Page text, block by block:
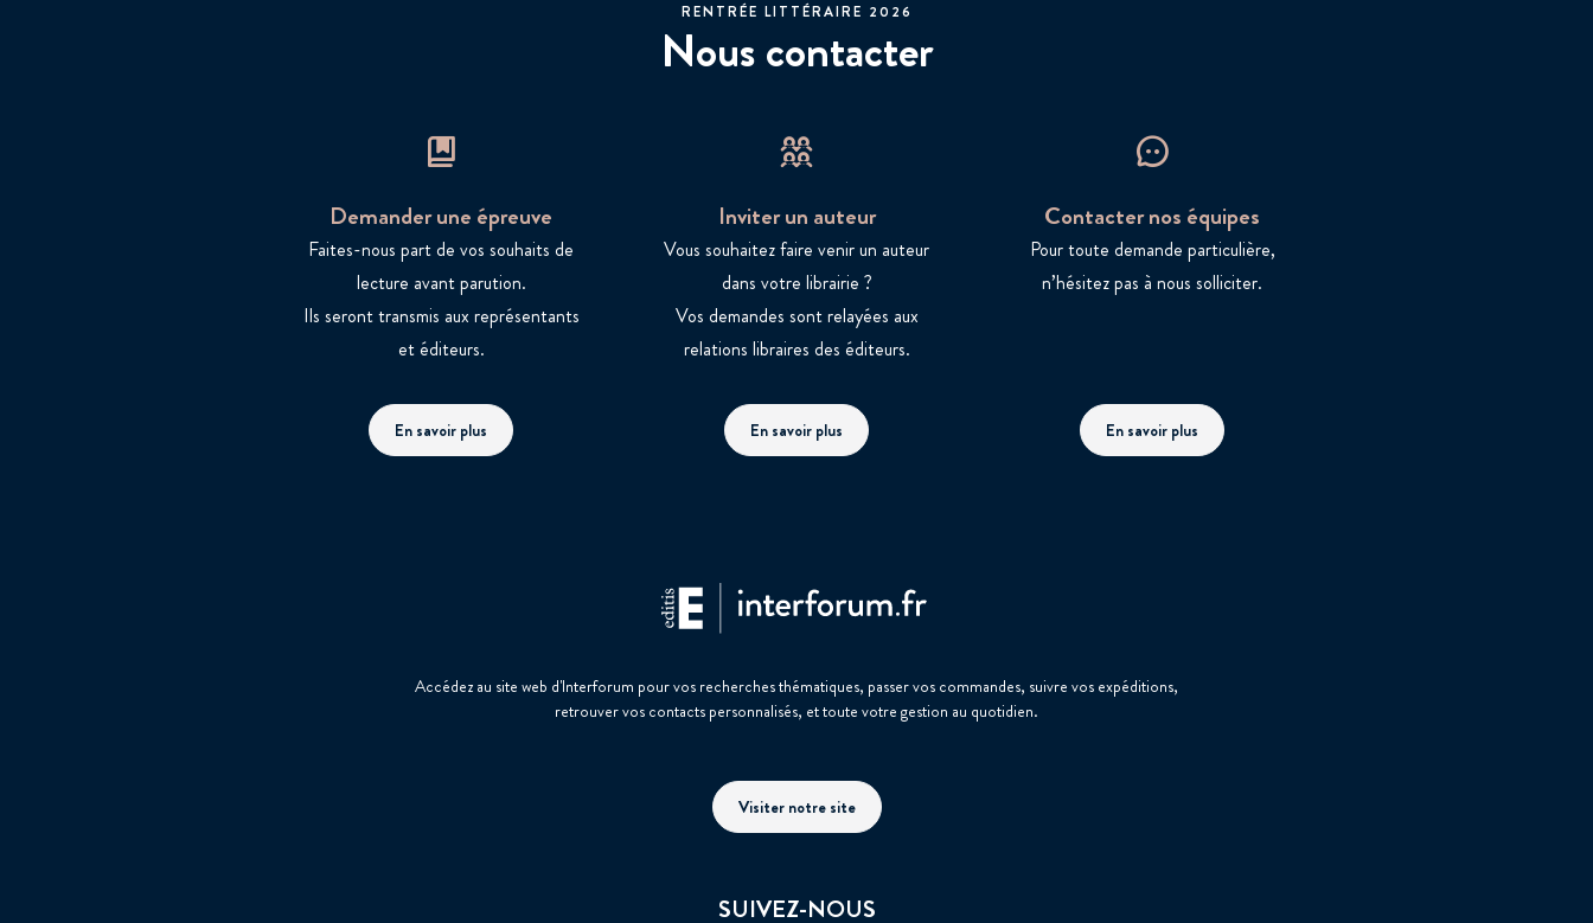
RENTRÉE LITTÉRAIRE 2026
Nous contacter
Demander une épreuve
Faites-nous part de vos souhaits de
lecture avant parution.
Ils seront transmis aux représentants
et éditeurs.
En savoir plus
Inviter un auteur
Vous souhaitez faire venir un auteur
dans votre librairie ?
Vos demandes sont relayées aux
relations libraires des éditeurs.
En savoir plus
Contacter nos équipes
Pour toute demande particulière,
n’hésitez pas à nous solliciter.
En savoir plus
Accédez au site web d'Interforum pour vos recherches thématiques, passer vos commandes, suivre vos expéditions,
retrouver vos contacts personnalisés, et toute votre gestion au quotidien.
Visiter notre site
SUIVEZ-NOUS